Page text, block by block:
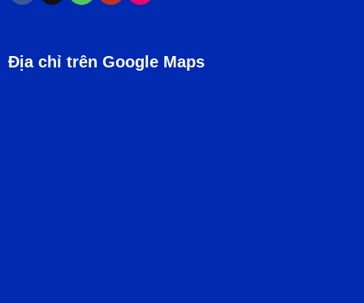
Địa chỉ trên Google Maps